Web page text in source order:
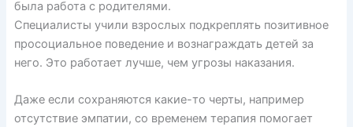
была работа с родителями.
Специалисты учили взрослых подкреплять позитивное
просоциальное поведение и вознаграждать детей за
него. Это работает лучше, чем угрозы наказания.
Даже если сохраняются какие-то черты, например
отсутствие эмпатии, со временем терапия помогает